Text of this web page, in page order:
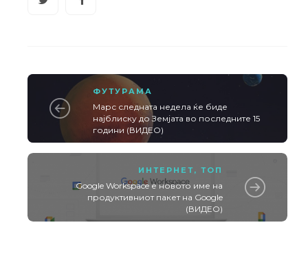
ФУТУРАМА
Марс следната недела ќе биде
најблиску до Земјата во последните 15
години (ВИДЕО)
ИНТЕРНЕТ , ТОП
Google Workspace е новото име на
продуктивниот пакет на Google
(ВИДЕО)